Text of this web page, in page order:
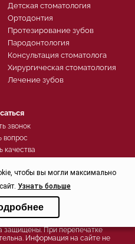
Детская стоматология
Ортодонтия
Протезирование зубов
Пародонтология
Консультация стоматолога
Хирургическая стоматология
Лечение зубов
звонок
вопрос
качества
в Санкт-
защищены. При перепечатке
Информация на сайте не
чтобы вы могли максимально
Узнать больше